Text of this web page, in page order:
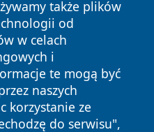
także plików
od
w celach
i
te mogą być
naszych
korzystanie ze
do serwisu",
Wszystkie prawa
Polityka